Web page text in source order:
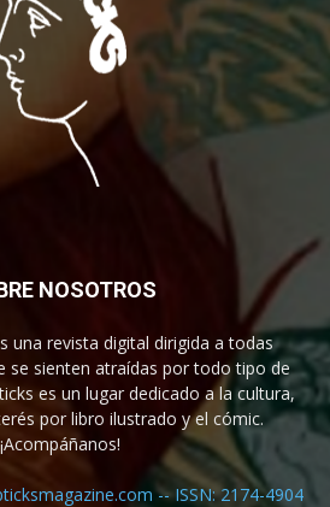
NOSOTROS
una revista digital dirigida a todas
se sienten atraídas por todo tipo de
es un lugar dedicado a la cultura,
por libro ilustrado y el cómic.
¡Acompáñanos!
-- ISSN: 2174-4904